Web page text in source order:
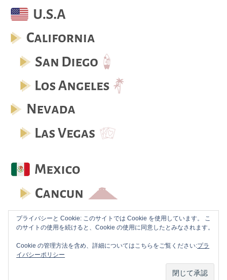
プライバシーと Cookie: このサイトでは Cookie を使用しています。 こ
のサイトの使用を続けると、Cookie の使用に同意したとみなされます。
Cookie の管理方法を含め、詳細についてはこちらをご覧ください:プラ
イバシーポリシー